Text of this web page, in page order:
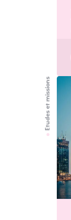
Etudes et missions